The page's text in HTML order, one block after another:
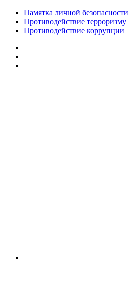
Памятка личной безопасности
Противодействие терроризму
Противодействие коррупции